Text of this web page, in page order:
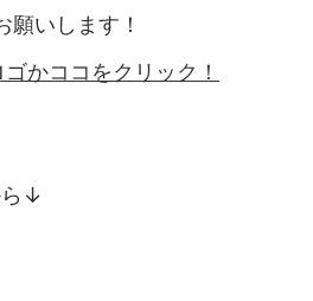
願いします！
かココをクリック！
ら↓